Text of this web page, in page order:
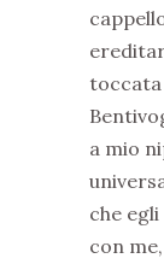
toccata
a mio
che
con